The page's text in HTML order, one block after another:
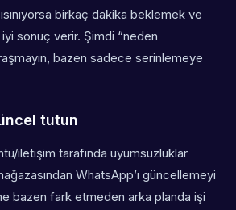
ısınıyorsa birkaç dakika beklemek ve
sonuç verir. Şimdi “neden
bazen sadece serinlemeye
tutun
iletişim tarafında uyumsuzluklar
WhatsApp’ı güncellemeyi
bazen fark etmeden arka planda işi